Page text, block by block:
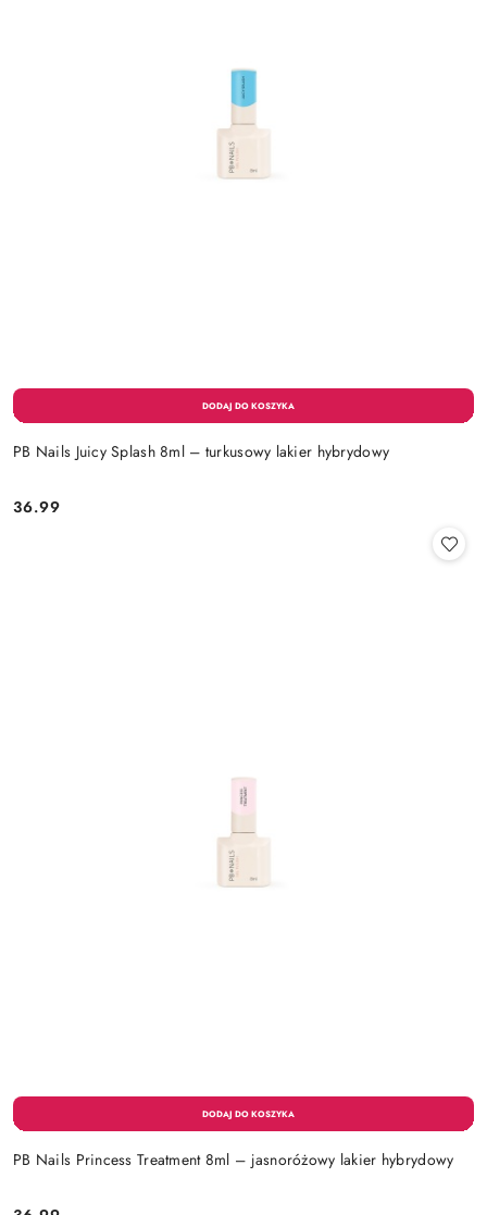
PB Nails Juicy Splash 8ml – turkusowy lakier hybrydowy
Cena:
36.99
PB Nails Princess Treatment 8ml – jasnoróżowy lakier hybrydowy